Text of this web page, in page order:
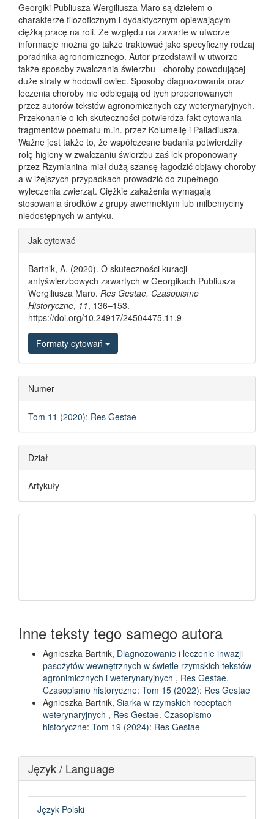
Georgiki Publiusza Wergiliusza Maro są dziełem o
charakterze filozoficznym i dydaktycznym opiewającym
ciężką pracę na roli. Ze względu na zawarte w utworze
informacje można go także traktować jako specyficzny rodzaj
poradnika agronomicznego. Autor przedstawił w utworze
także sposoby zwalczania świerzbu - choroby powodującej
duże straty w hodowli owiec. Sposoby diagnozowania oraz
leczenia choroby nie odbiegają od tych proponowanych
przez autorów tekstów agronomicznych czy weterynaryjnych.
Przekonanie o ich skuteczności potwierdza fakt cytowania
fragmentów poematu m.in. przez Kolumellę i Palladiusza.
Ważne jest także to, że współczesne badania potwierdziły
rolę higieny w zwalczaniu świerzbu zaś lek proponowany
przez Rzymianina miał dużą szansę łagodzić objawy choroby
a w lżejszych przypadkach prowadzić do zupełnego
wyleczenia zwierząt. Ciężkie zakażenia wymagają
stosowania środków z grupy awermektym lub milbemyciny
niedostępnych w antyku.
Article Details
Jak cytować
Bartnik, A. (2020). O skuteczności kuracji
antyświerzbowych zawartych w Georgikach Publiusza
Wergiliusza Maro. Res Gestae. Czasopismo
Historyczne, 11, 136–153.
https://doi.org/10.24917/24504475.11.9
Formaty cytowań
Numer
Tom 11 (2020): Res Gestae
Dział
Artykuły
Inne teksty tego samego autora
Agnieszka Bartnik, Diagnozowanie i leczenie inwazji
pasożytów wewnętrznych w świetle rzymskich tekstów
agronimicznych i weterynaryjnych , Res Gestae.
Czasopismo historyczne: Tom 15 (2022): Res Gestae
Agnieszka Bartnik, Siarka w rzymskich receptach
weterynaryjnych , Res Gestae. Czasopismo
historyczne: Tom 19 (2024): Res Gestae
Język / Language
Język Polski